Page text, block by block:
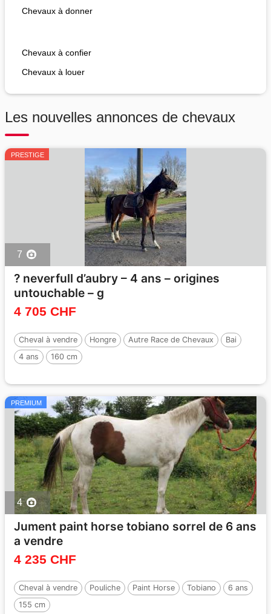
Chevaux à donner
Chevaux à confier
Chevaux à louer
Les nouvelles annonces de chevaux
PRESTIGE
7
? neverfull d’aubry – 4 ans – origines
untouchable – g
4 705 CHF
Cheval à vendre Hongre Autre Race de Chevaux
Bai
4 ans
160 cm
PREMIUM
4
Jument paint horse tobiano sorrel de 6 ans
a vendre
4 235 CHF
Cheval à vendre Pouliche Paint Horse Tobiano
6 ans
155 cm